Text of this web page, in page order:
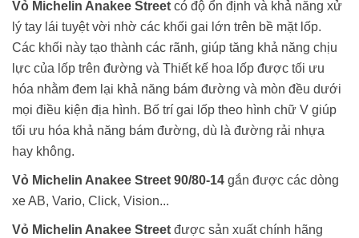
Vỏ Michelin Anakee Street có độ ổn định và khả năng xử
lý tay lái tuyệt vời nhờ các khối gai lớn trên bề mặt lốp.
Các khối này tạo thành các rãnh, giúp tăng khả năng chịu
lực của lốp trên đường và Thiết kế hoa lốp được tối ưu
hóa nhằm đem lại khả năng bám đường và mòn đều dưới
mọi điều kiện địa hình. Bố trí gai lốp theo hình chữ V giúp
tối ưu hóa khả năng bám đường, dù là đường rải nhựa
hay không.
Vỏ Michelin Anakee Street 90/80-14 gắn được các dòng
xe AB, Vario, Click, Vision...
Vỏ Michelin Anakee Street được sản xuất chính hãng